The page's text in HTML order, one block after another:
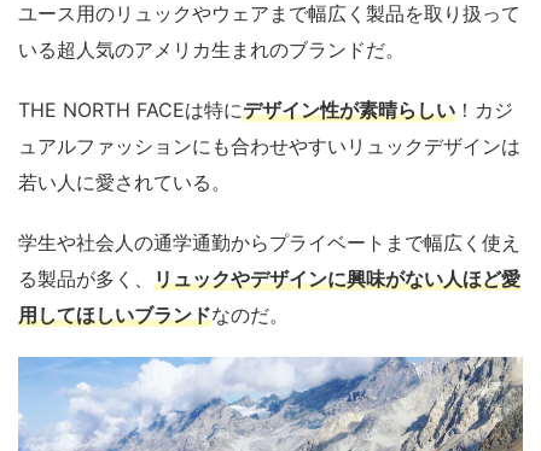
ユース用のリュックやウェアまで幅広く製品を取り扱って
いる超人気のアメリカ生まれのブランドだ。
THE NORTH FACEは特にデザイン性が素晴らしい ！カジ
ュアルファッションにも合わせやすいリュックデザインは
若い人に愛されている。
学生や社会人の通学通勤からプライベートまで幅広く使え
る製品が多く、 リュックやデザインに興味がない人ほど愛
用してほしいブランドなのだ。